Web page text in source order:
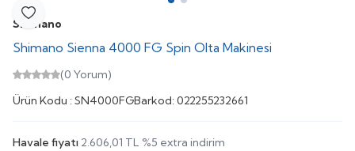
Favoriye Ekle
Shimano
Shimano Sienna 4000 FG Spin Olta Makinesi
(0 Yorum)
Ürün Kodu : SN4000FGBarkod: 022255232661
Havale fiyatı 2.606,01 TL %5 extra indirim